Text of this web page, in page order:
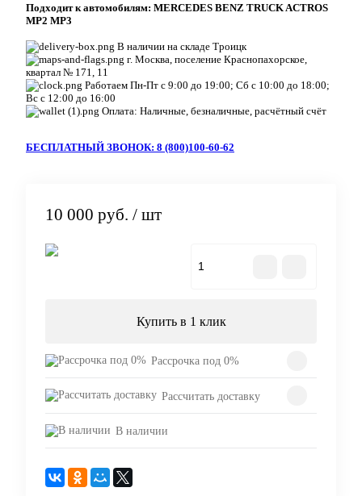
Подходит к автомобилям: MERCEDES BENZ TRUCK ACTROS
MP2 MP3
В наличии на складе Троицк
г. Москва, поселение Краснопахорское,
квартал № 171, 11
Работаем Пн-Пт с 9:00 до 19:00; Сб с 10:00 до 18:00;
Вс с 12:00 до 16:00
Оплата: Наличные, безналичные, расчётный счёт
БЕСПЛАТНЫЙ ЗВОНОК: 8 (800)100-60-62
10 000 руб. / шт
Купить в 1 клик
Рассрочка под 0%
Рассчитать доставку
В наличии